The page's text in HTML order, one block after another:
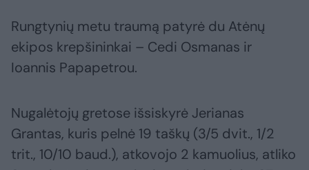
Rungtynių metu traumą patyrė du Atėnų
ekipos krepšininkai – Cedi Osmanas ir
Ioannis Papapetrou.
Nugalėtojų gretose išsiskyrė Jerianas
Grantas, kuris pelnė 19 taškų (3/5 dvit., 1/2
trit., 10/10 baud.), atkovojo 2 kamuolius, atliko